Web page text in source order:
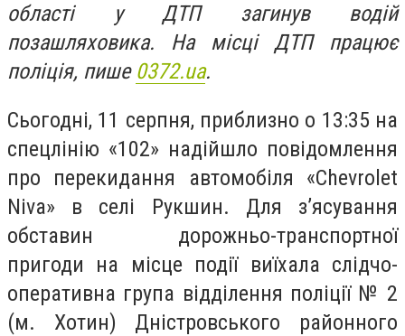
області у ДТП загинув водій
позашляховика. На місці ДТП працює
поліція, пише 0372.ua.
Сьогодні, 11 серпня, приблизно о 13:35 на
спецлінію «102» надійшло повідомлення
про перекидання автомобіля «Chevrolet
Niva» в селі Рукшин. Для з’ясування
обставин дорожньо-транспортної
пригоди на місце події виїхала слідчо-
оперативна група відділення поліції № 2
(м. Хотин) Дністровського районного